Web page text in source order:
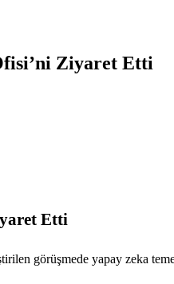
Ziyaret Etti
Etti
görüşmede yapay zeka